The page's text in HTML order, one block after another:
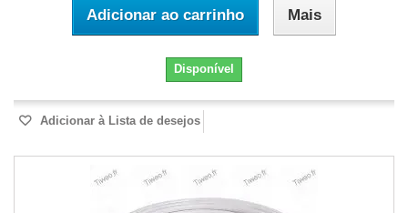
Adicionar ao carrinho Mais
Disponível
Adicionar à Lista de desejos